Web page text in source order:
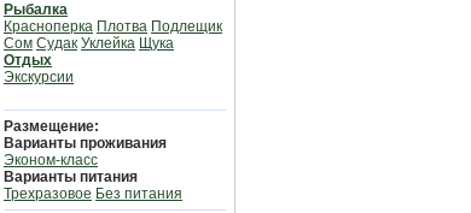
Рыбалка
Красноперка Плотва Подлещик
Сом Судак Уклейка Щука
Отдых
Экскурсии
Размещение:
Варианты проживания
Эконом-класс
Варианты питания
Трехразовое Без питания